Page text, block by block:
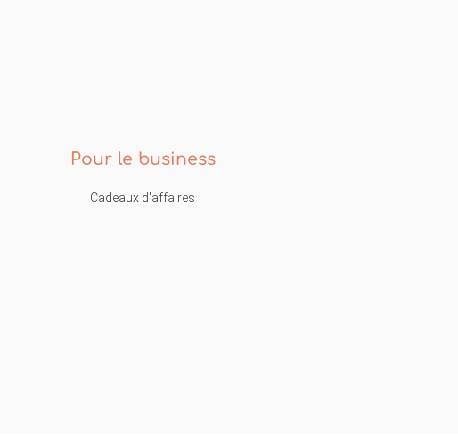
Pour le business
Cadeaux d'affaires